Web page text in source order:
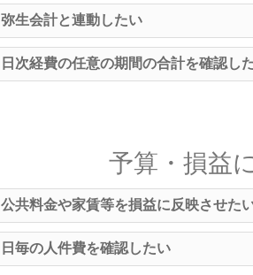
弥生会計と連動したい
日次経費の任意の期間の合計を確認し
予算・損益
公共料金や家賃等を損益に反映させた
日毎の人件費を確認したい